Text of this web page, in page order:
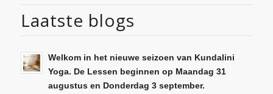
Laatste blogs
Welkom in het nieuwe seizoen van Kundalini
Yoga. De Lessen beginnen op Maandag 31
augustus en Donderdag 3 september.